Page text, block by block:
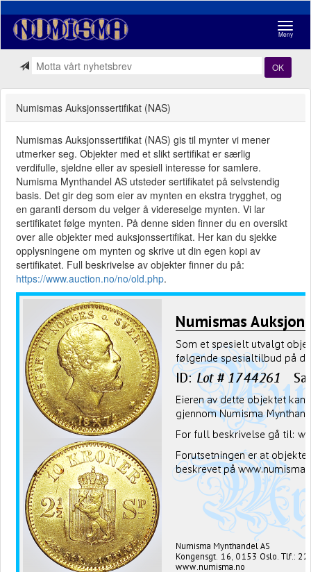
Meny
OK
Numismas Auksjonssertifikat (NAS)
Numismas Auksjonssertifikat (NAS) gis til mynter vi mener
utmerker seg. Objekter med et slikt sertifikat er særlig
verdifulle, sjeldne eller av spesiell interesse for samlere.
Numisma Mynthandel AS utsteder sertifikatet på selvstendig
basis. Det gir deg som eier av mynten en ekstra trygghet, og
en garanti dersom du velger å videreselge mynten. Vi lar
sertifikatet følge mynten. På denne siden finner du en oversikt
over alle objekter med auksjonssertifikat. Her kan du sjekke
opplysningene om mynten og skrive ut din egen kopi av
sertifikatet. Full beskrivelse av objekter finner du på:
https://www.auction.no/no/old.php.